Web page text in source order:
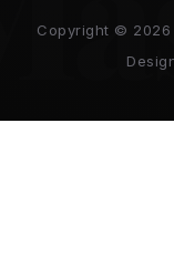
Copyright © 2026